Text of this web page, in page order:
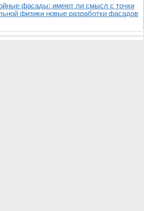
фасады: имеют ли смысл с точки
физики новые разработки фасадов